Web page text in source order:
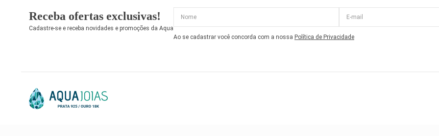
Receba ofertas exclusivas!
Cadastre-se e receba novidades e promoções da Aqua
Ao se cadastrar você concorda com a nossa Política de Privacidade